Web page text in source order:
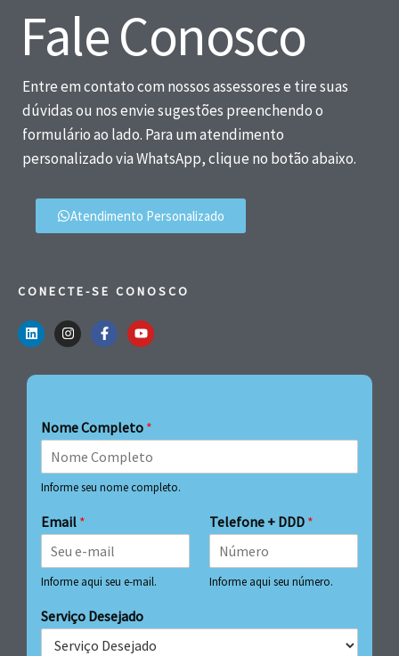
Fale Conosco
Entre em contato com nossos assessores e tire suas
dúvidas ou nos envie sugestões preenchendo o
formulário ao lado. Para um atendimento
personalizado via WhatsApp, clique no botão abaixo.
Atendimento Personalizado
CONECTE-SE CONOSCO
Nome Completo *
Informe seu nome completo.
Email *
Informe aqui seu e-mail.
Telefone + DDD *
Informe aqui seu número.
Serviço Desejado